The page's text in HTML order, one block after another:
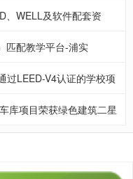
、WELL及软件配套资
匹配教学平台-浦实
过LEED-V4认证的学校项
库项目荣获绿色建筑二星